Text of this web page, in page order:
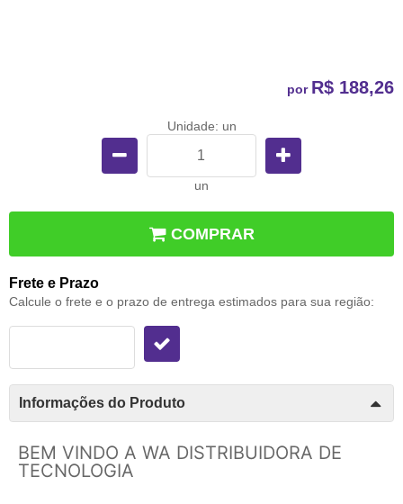
por R$ 188,26
Unidade: un
un
COMPRAR
Frete e Prazo
Calcule o frete e o prazo de entrega estimados para sua região:
Informações do Produto
BEM VINDO A WA DISTRIBUIDORA DE
TECNOLOGIA